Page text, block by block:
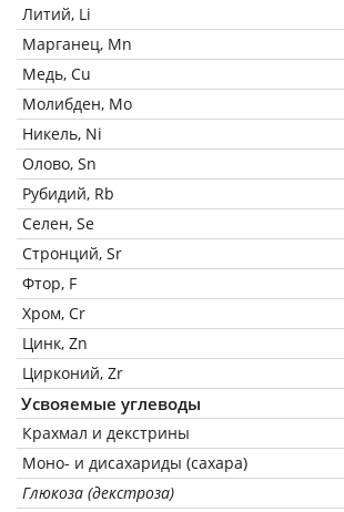
Литий, Li
Марганец, Mn
Медь, Cu
Молибден, Mo
Никель, Ni
Олово, Sn
Рубидий, Rb
Селен, Se
Стронций, Sr
Фтор, F
Хром, Cr
Цинк, Zn
Цирконий, Zr
Усвояемые углеводы
Крахмал и декстрины
Моно- и дисахариды (сахара)
Глюкоза (декстроза)